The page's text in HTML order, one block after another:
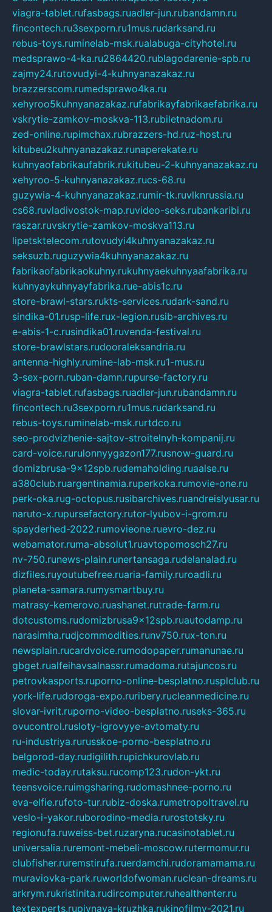
viagra-tablet.rufasbags.ruadler-jun.rubandamn.ru
fincontech.ru3sexporn.ru1mus.rudarksand.ru
rebus-toys.ruminelab-msk.rualabuga-cityhotel.ru
medsprawo-4-ka.ru2864420.rublagodarenie-spb.ru
zajmy24.rutovudyi-4-kuhnyanazakaz.ru
brazzerscom.rumedsprawo4ka.ru
xehyroo5kuhnyanazakaz.rufabrikayfabrikaefabrika.ru
vskrytie-zamkov-moskva-113.rubiletnadom.ru
zed-online.rupimchax.rubrazzers-hd.ruz-host.ru
kitubeu2kuhnyanazakaz.runaperekate.ru
kuhnyaofabrikaufabrik.rukitubeu-2-kuhnyanazakaz.ru
xehyroo-5-kuhnyanazakaz.rucs-68.ru
guzywia-4-kuhnyanazakaz.rumir-tk.ruvlknrussia.ru
cs68.ruvladivostok-map.ruvideo-seks.rubankaribi.ru
raszar.ruvskrytie-zamkov-moskva113.ru
lipetsktelecom.rutovudyi4kuhnyanazakaz.ru
seksuzb.ruguzywia4kuhnyanazakaz.ru
fabrikaofabrikaokuhny.rukuhnyaekuhnyaafabrika.ru
kuhnyaykuhnyayfabrika.rue-abis1c.ru
store-brawl-stars.rukts-services.rudark-sand.ru
sindika-01.rusp-life.rux-legion.rusib-archives.ru
e-abis-1-c.rusindika01.ruvenda-festival.ru
store-brawlstars.rudooraleksandria.ru
antenna-highly.rumine-lab-msk.ru1-mus.ru
3-sex-porn.ruban-damn.rupurse-factory.ru
viagra-tablet.rufasbags.ruadler-jun.rubandamn.ru
fincontech.ru3sexporn.ru1mus.rudarksand.ru
rebus-toys.ruminelab-msk.rurtdco.ru
seo-prodvizhenie-sajtov-stroitelnyh-kompanij.ru
card-voice.rurulonnyygazon177.rusnow-guard.ru
domizbrusa-9x12spb.rudemaholding.ruaalse.ru
a380club.ruargentinamia.ruperkoka.rumovie-one.ru
perk-oka.rug-octopus.rusibarchives.ruandreislyusar.ru
naruto-x.rupursefactory.rutor-lyubov-i-grom.ru
spayderhed-2022.rumovieone.ruevro-dez.ru
webamator.ruma-absolut1.ruavtopomosch27.ru
nv-750.runews-plain.runertansaga.rudelanalad.ru
dizfiles.ruyoutubefree.ruaria-family.ruroadli.ru
planeta-samara.rumysmartbuy.ru
matrasy-kemerovo.ruashanet.rutrade-farm.ru
dotcustoms.rudomizbrusa9x12spb.ruautodamp.ru
narasimha.rudjcommodities.runv750.rux-ton.ru
newsplain.rucardvoice.rumodopaper.rumanunae.ru
gbget.rualfeihavsalnassr.rumadoma.rutajuncos.ru
petrovkasports.ruporno-online-besplatno.rusplclub.ru
york-life.rudoroga-expo.ruribery.rucleanmedicine.ru
slovar-ivrit.ruporno-video-besplatno.ruseks-365.ru
ovucontrol.rusloty-igrovyye-avtomaty.ru
ru-industriya.rurusskoe-porno-besplatno.ru
belgorod-day.rudigilith.rupichkurovlab.ru
medic-today.rutaksu.rucomp123.rudon-ykt.ru
teensvoice.ruimgsharing.rudomashnee-porno.ru
eva-elfie.rufoto-tur.rubiz-doska.rumetropoltravel.ru
veslo-i-yakor.ruborodino-media.rurostotsky.ru
regionufa.ruweiss-bet.ruzaryna.rucasinotablet.ru
universalia.ruremont-mebeli-moscow.rutermomur.ru
clubfisher.ruremstirufa.ruerdamchi.rudoramamama.ru
muraviovka-park.ruworldofwoman.ruclean-dreams.ru
arkrym.rukristinita.rudircomputer.ruhealthenter.ru
textexperts.rupivnaya-kruzhka.rukinofilmy-2021.ru